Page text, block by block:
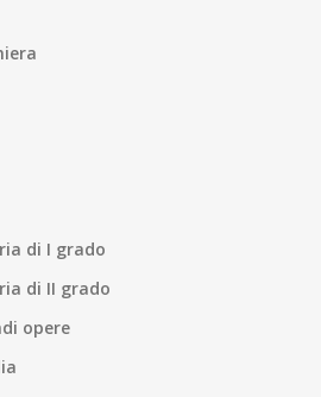
di I grado
di II grado
opere